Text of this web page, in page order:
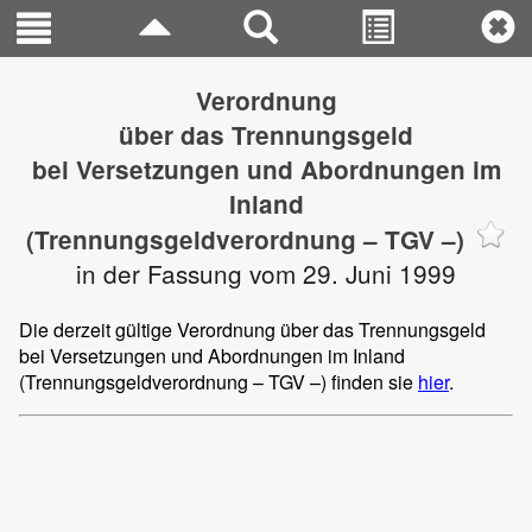
Verordnung
über das Trennungsgeld
bei Versetzungen und Abordnungen im
Inland
(Trennungsgeldverordnung – TGV –)
in der Fassung vom 29. Juni 1999
Die derzeit gültige Verordnung über das Trennungsgeld
bei Versetzungen und Abordnungen im Inland
(Trennungsgeldverordnung – TGV –) finden sie hier.